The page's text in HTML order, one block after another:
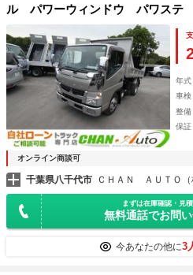
ル パワーウィンドウ パワス
０４２２
年式
車検
整備
保証
オンライン商談可
千葉県八千代市
まずは在庫確認・見
無料通話でお問
今あなたの他に3